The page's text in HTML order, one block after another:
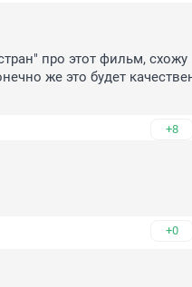
про этот фильм, схожу
же это будет
+8
+0